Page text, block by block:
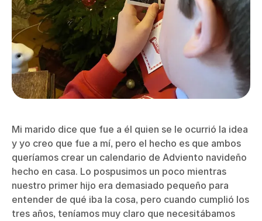
Mi marido dice que fue a él quien se le ocurrió la idea
y yo creo que fue a mí, pero el hecho es que ambos
queríamos crear un calendario de Adviento navideño
hecho en casa. Lo pospusimos un poco mientras
nuestro primer hijo era demasiado pequeño para
entender de qué iba la cosa, pero cuando cumplió los
tres años, teníamos muy claro que necesitábamos